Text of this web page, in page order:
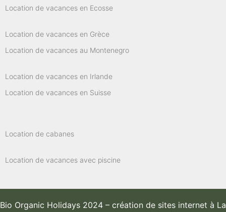
Location de vacances en Ecosse
Location de vacances en Grèce
Location de vacances au Montenegro
Location de vacances en Irlande
Location de vacances en Suisse
Location de cabanes
Location de vacances avec piscine
Bio Organic Holidays 2024 – création de sites internet à La